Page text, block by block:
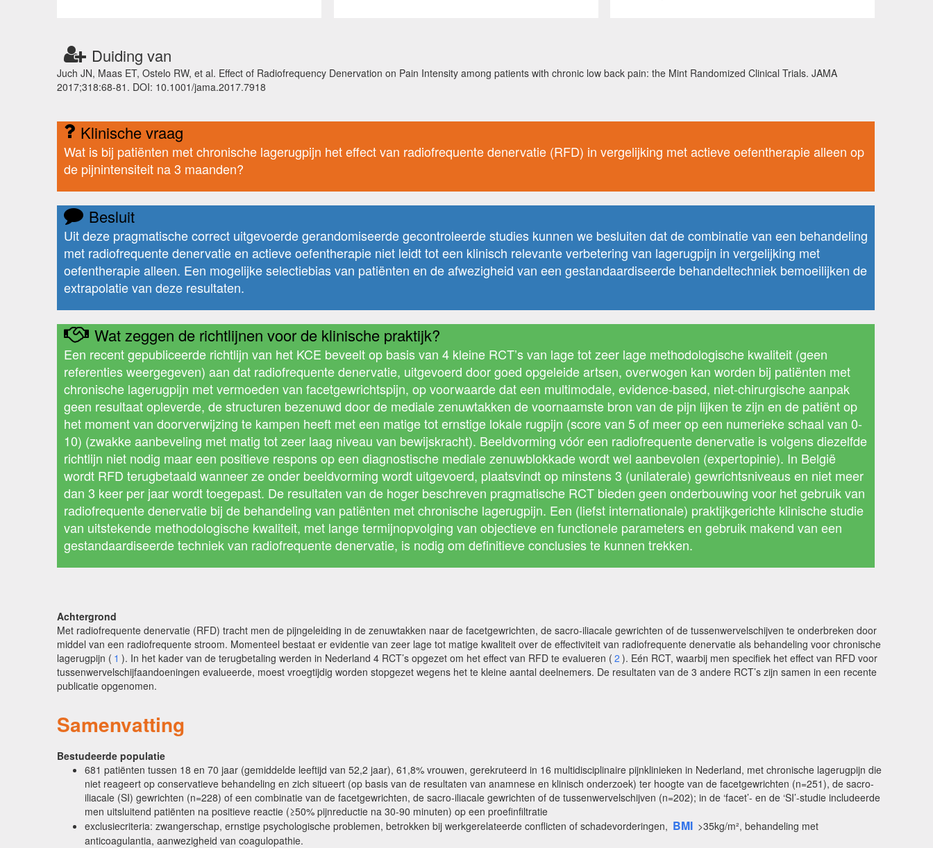
Duiding van
Juch JN, Maas ET, Ostelo RW, et al. Effect of Radiofrequency Denervation on Pain Intensity among patients with chronic low back pain: the Mint Randomized Clinical Trials. JAMA
2017;318:68-81. DOI: 10.1001/jama.2017.7918
Klinische vraag
Wat is bij patiënten met chronische lagerugpijn het effect van radiofrequente denervatie (RFD) in vergelijking met actieve oefentherapie alleen op
de pijnintensiteit na 3 maanden?
Besluit
Uit deze pragmatische correct uitgevoerde gerandomiseerde gecontroleerde studies kunnen we besluiten dat de combinatie van een behandeling
met radiofrequente denervatie en actieve oefentherapie niet leidt tot een klinisch relevante verbetering van lagerugpijn in vergelijking met
oefentherapie alleen. Een mogelijke selectiebias van patiënten en de afwezigheid van een gestandaardiseerde behandeltechniek bemoeilijken de
extrapolatie van deze resultaten.
Wat zeggen de richtlijnen voor de klinische praktijk?
Een recent gepubliceerde richtlijn van het KCE beveelt op basis van 4 kleine RCT’s van lage tot zeer lage methodologische kwaliteit (geen
referenties weergegeven) aan dat radiofrequente denervatie, uitgevoerd door goed opgeleide artsen, overwogen kan worden bij patiënten met
chronische lagerugpijn met vermoeden van facetgewrichtspijn, op voorwaarde dat een multimodale, evidence-based, niet-chirurgische aanpak
geen resultaat opleverde, de structuren bezenuwd door de mediale zenuwtakken de voornaamste bron van de pijn lijken te zijn en de patiënt op
het moment van doorverwijzing te kampen heeft met een matige tot ernstige lokale rugpijn (score van 5 of meer op een numerieke schaal van 0-
10) (zwakke aanbeveling met matig tot zeer laag niveau van bewijskracht). Beeldvorming vóór een radiofrequente denervatie is volgens diezelfde
richtlijn niet nodig maar een positieve respons op een diagnostische mediale zenuwblokkade wordt wel aanbevolen (expertopinie). In België
wordt RFD terugbetaald wanneer ze onder beeldvorming wordt uitgevoerd, plaatsvindt op minstens 3 (unilaterale) gewrichtsniveaus en niet meer
dan 3 keer per jaar wordt toegepast. De resultaten van de hoger beschreven pragmatische RCT bieden geen onderbouwing voor het gebruik van
radiofrequente denervatie bij de behandeling van patiënten met chronische lagerugpijn. Een (liefst internationale) praktijkgerichte klinische studie
van uitstekende methodologische kwaliteit, met lange termijnopvolging van objectieve en functionele parameters en gebruik makend van een
gestandaardiseerde techniek van radiofrequente denervatie, is nodig om definitieve conclusies te kunnen trekken.
Achtergrond
Met radiofrequente denervatie (RFD) tracht men de pijngeleiding in de zenuwtakken naar de facetgewrichten, de sacro-iliacale gewrichten of de tussenwervelschijven te onderbreken door
middel van een radiofrequente stroom. Momenteel bestaat er evidentie van zeer lage tot matige kwaliteit over de effectiviteit van radiofrequente denervatie als behandeling voor chronische
lagerugpijn ( 1 ). In het kader van de terugbetaling werden in Nederland 4 RCT’s opgezet om het effect van RFD te evalueren ( 2 ). Eén RCT, waarbij men specifiek het effect van RFD voor
tussenwervelschijfaandoeningen evalueerde, moest vroegtijdig worden stopgezet wegens het te kleine aantal deelnemers. De resultaten van de 3 andere RCT’s zijn samen in een recente
publicatie opgenomen.
Samenvatting
Bestudeerde populatie
681 patiënten tussen 18 en 70 jaar (gemiddelde leeftijd van 52,2 jaar), 61,8% vrouwen, gerekruteerd in 16 multidisciplinaire pijnklinieken in Nederland, met chronische lagerugpijn die
niet reageert op conservatieve behandeling en zich situeert (op basis van de resultaten van anamnese en klinisch onderzoek) ter hoogte van de facetgewrichten (n=251), de sacro-
iliacale (SI) gewrichten (n=228) of een combinatie van de facetgewrichten, de sacro-iliacale gewrichten of de tussenwervelschijven (n=202); in de ‘facet’- en de ‘SI’-studie includeerde
men uitsluitend patiënten na positieve reactie (≥50% pijnreductie na 30-90 minuten) op een proefinfiltratie
exclusiecriteria: zwangerschap, ernstige psychologische problemen, betrokken bij werkgerelateerde conflicten of schadevorderingen, BMI >35kg/m², behandeling met
anticoagulantia, aanwezigheid van coagulopathie.